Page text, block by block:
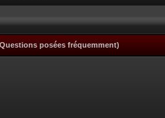
posées fréquemment)